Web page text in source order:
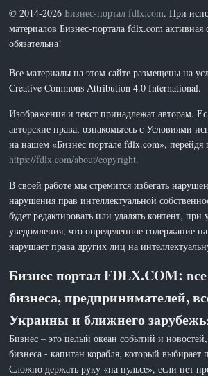
© 2014-2026 Бизнес-портал fdlx.com. При
материалов Бизнес-портала fdlx.com активная
обязательна!
Все материалы на этом сайте размещены на
Creative Commons Attribution 4.0 International.
Изображения и текст принадлежат авторам.
авторские права, ознакомьтесь с Условиями
на нашем «Бизнес портале fdlx.com», перейдя
https://fdlx.com/about/copyright.
В своей работе мы стремится избегать
нарушения прав интеллектуальной
будет редактировать или удалять контент,
уведомления, что определенное содержание
нарушает права других лиц на
Бизнес портал FDLX.COM:
бизнеса, предпринимателей,
Украины и ближнего
Бизнес – это целый океан событий и
бизнеса - капитан корабля, который выбирает
Сложно держать руку «на пульсе», если нет